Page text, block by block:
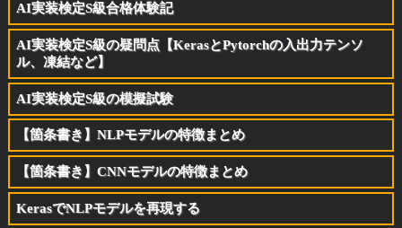
AI実装検定S級合格体験記
AI実装検定S級の疑問点【KerasとPytorchの入出力テンソ
ル、凍結など】
AI実装検定S級の模擬試験
【箇条書き】NLPモデルの特徴まとめ
【箇条書き】CNNモデルの特徴まとめ
KerasでNLPモデルを再現する